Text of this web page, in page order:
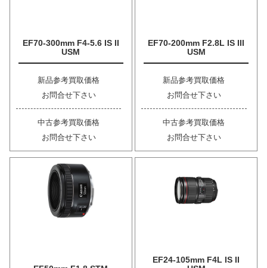
EF70-300mm F4-5.6 IS II
USM
新品参考買取価格
お問合せ下さい
中古参考買取価格
お問合せ下さい
EF70-200mm F2.8L IS III
USM
新品参考買取価格
お問合せ下さい
中古参考買取価格
お問合せ下さい
EF24-105mm F4L IS II